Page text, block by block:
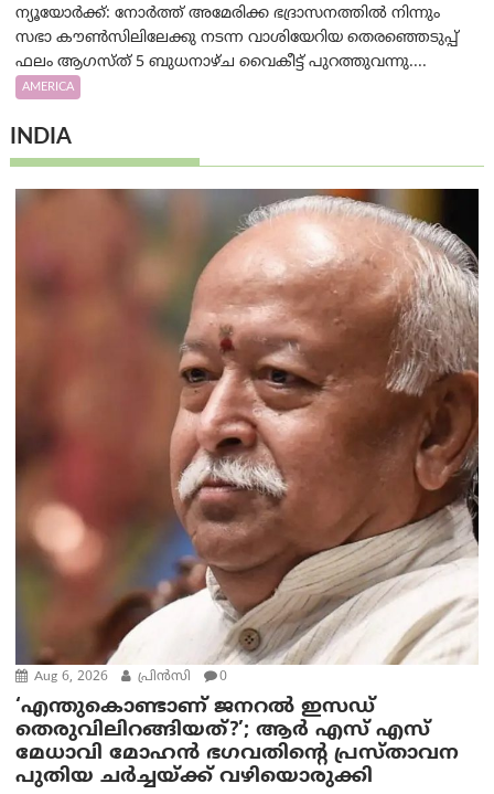
ന്യൂയോർക്ക്: നോർത്ത് അമേരിക്ക ഭദ്രാസനത്തിൽ നിന്നും
സഭാ കൗൺസിലിലേക്കു നടന്ന വാശിയേറിയ തെരഞ്ഞെടുപ്പ്
ഫലം ആഗസ്ത് 5 ബുധനാഴ്ച വൈകീട്ട് പുറത്തുവന്നു....
AMERICA
INDIA
Aug 6, 2026 പ്രിന്‍സി 0
‘എന്തുകൊണ്ടാണ് ജനറൽ ഇസഡ്
തെരുവിലിറങ്ങിയത്?’; ആര്‍ എസ് എസ്
മേധാവി മോഹൻ ഭഗവതിന്റെ പ്രസ്താവന
പുതിയ ചര്‍ച്ചയ്ക്ക് വഴിയൊരുക്കി